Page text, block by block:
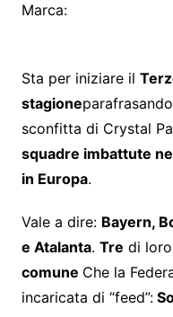
Marca:
Sta per iniziare il
stagione
sconfitta di Crystal
squadre imbattute
in Europa.
Vale a dire: Bayern,
e Atalanta. Tre di
comune Che la
incaricata di “feed”: